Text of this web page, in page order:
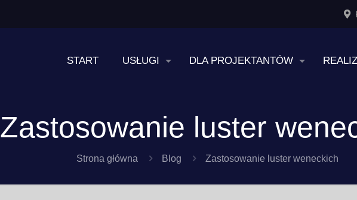
START USŁUGI DLA PROJEKTANTÓW
Zastosowanie luster
Strona główna Blog Zastosowanie luster weneckich